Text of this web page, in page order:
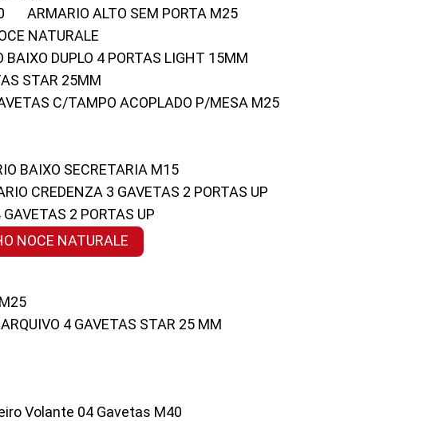
ARMARIO ALTO SEM PORTA M25
NATURALE
BAIXO DUPLO 4 PORTAS LIGHT 15MM
STAR 25MM
C/TAMPO ACOPLADO P/MESA M25
BAIXO SECRETARIA M15
CREDENZA 3 GAVETAS 2 PORTAS UP
GAVETAS 2 PORTAS UP
NOCE NATURALE
ARQUIVO 4 GAVETAS STAR 25 MM
Volante 04 Gavetas M40